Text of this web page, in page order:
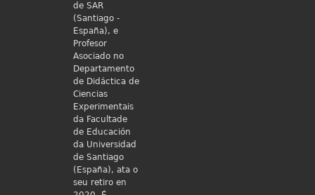
de SAR
(Santiago -
España), e
Profesor
Asociado no
Departamento
de Didáctica de
Ciencias
Experimentais
da Facultade
de Educación
da Universidad
de Santiago
(España), ata o
seu retiro en